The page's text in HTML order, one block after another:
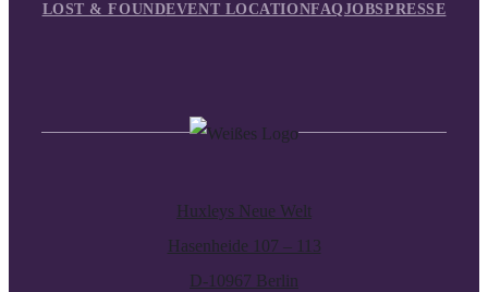
LOST & FOUNDEVENT LOCATIONFAQJOBSPRESSE
Huxleys Neue Welt
Hasenheide 107 – 113
D-10967 Berlin